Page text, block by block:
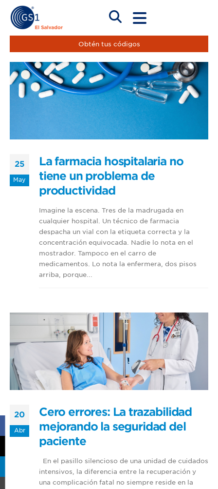
Obtén tus códigos
25
May
La farmacia hospitalaria no
tiene un problema de
productividad
Imagine la escena. Tres de la madrugada en
cualquier hospital. Un técnico de farmacia
despacha un vial con la etiqueta correcta y la
concentración equivocada. Nadie lo nota en el
mostrador. Tampoco en el carro de
medicamentos. Lo nota la enfermera, dos pisos
arriba, porque...
20
Abr
Cero errores: La trazabilidad
mejorando la seguridad del
paciente
En el pasillo silencioso de una unidad de cuidados
intensivos, la diferencia entre la recuperación y
una complicación fatal no siempre reside en la